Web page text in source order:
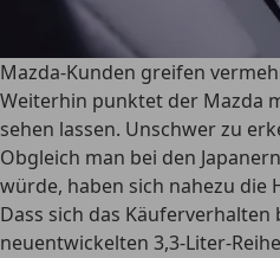
Mazda-Kunden greifen
Weiterhin punktet der Mazda
sehen lassen. Unschwer zu
Obgleich man bei den
würde, haben sich nahezu die
Dass sich das
neuentwickelten 3,3-Liter-